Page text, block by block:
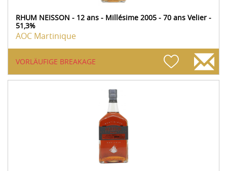
RHUM NEISSON - 12 ans - Millésime 2005 - 70 ans Velier -
51,3%
AOC Martinique
VORLÄUFIGE BREAKAGE